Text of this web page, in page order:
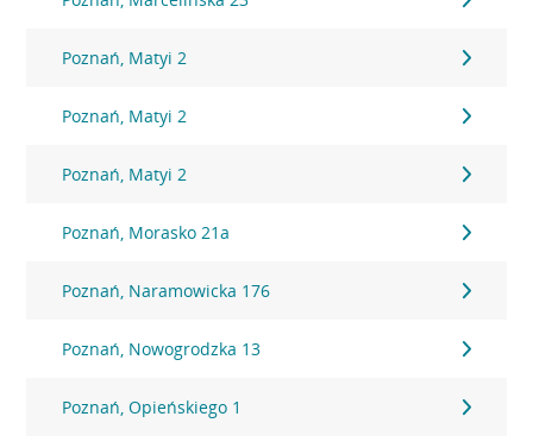
Poznań, Matyi 2
Poznań, Matyi 2
Poznań, Matyi 2
Poznań, Morasko 21a
Poznań, Naramowicka 176
Poznań, Nowogrodzka 13
Poznań, Opieńskiego 1